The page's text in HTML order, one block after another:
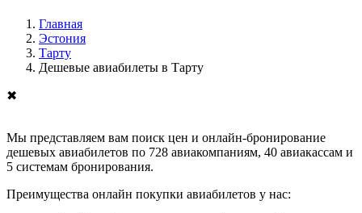
Главная
Эстония
Тарту
Дешевые авиабилеты в Тарту
✖
Мы представляем вам поиск цен и онлайн-бронирование
дешевых авиабилетов по 728 авиакомпаниям, 40 авиакассам и
5 системам бронирования.
Преимущества онлайн покупки авиабилетов у нас: